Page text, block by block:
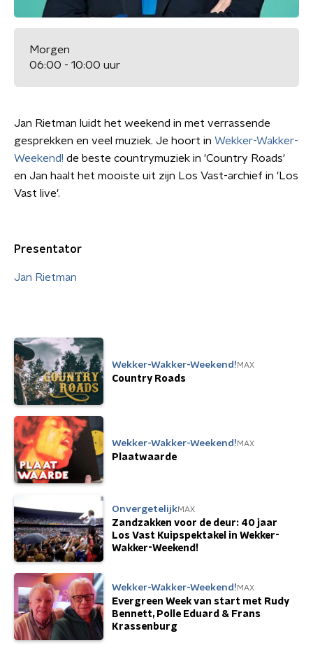
Morgen
06:00 - 10:00 uur
Jan Rietman luidt het weekend in met verrassende
gesprekken en veel muziek. Je hoort in Wekker-Wakker-
Weekend! de beste countrymuziek in 'Country Roads'
en Jan haalt het mooiste uit zijn Los Vast-archief in 'Los
Vast live'.
Presentator
Jan Rietman
Wekker-Wakker-Weekend! MAX
Country Roads
Wekker-Wakker-Weekend! MAX
Plaatwaarde
OnvergetelijkMAX
Zandzakken voor de deur: 40 jaar
Los Vast Kuipspektakel in Wekker-
Wakker-Weekend!
Wekker-Wakker-Weekend! MAX
Evergreen Week van start met Rudy
Bennett, Polle Eduard & Frans
Krassenburg